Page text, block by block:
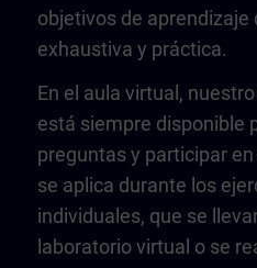
objetivos de aprendizaje
exhaustiva y práctica.
En el aula virtual,
está siempre disponible
preguntas y participar
se aplica durante los
individuales, que se
laboratorio virtual o se